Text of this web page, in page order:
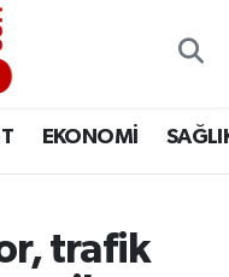
EKONOMİ
trafik